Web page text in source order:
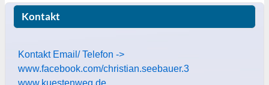
Kontakt
Kontakt Email/ Telefon ->
www.facebook.com/christian.seebauer.3
www.kuestenweg.de